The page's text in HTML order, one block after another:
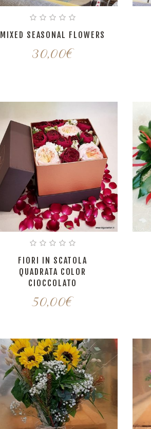
MIXED SEASONAL FLOWERS
30,00€
FIORI IN SCATOLA
QUADRATA COLOR
CIOCCOLATO
50,00€